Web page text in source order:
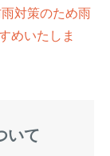
対策のため雨
めいたしま
いて